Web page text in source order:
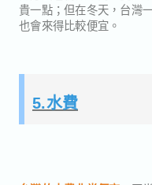
貴一點；但在冬天，台灣
也會來得比較便宜。
5.水費